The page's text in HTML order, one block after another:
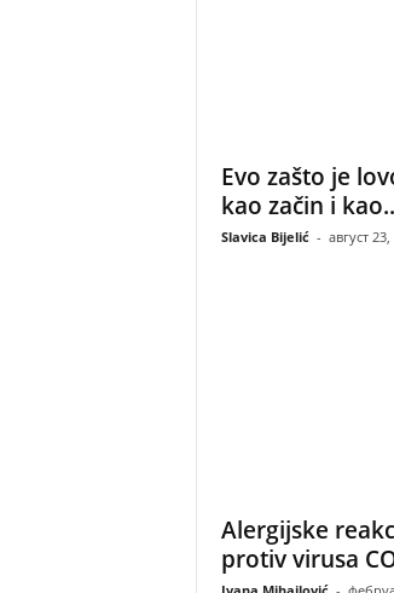
Evo zašto je
kao začin i
Slavica Bijelić - август 23,
Alergijske
protiv virusa